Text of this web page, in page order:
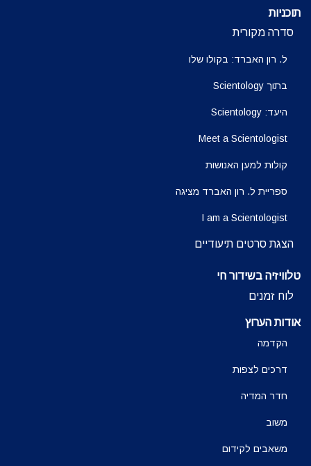
תוכניות
סדרה מקורית
ל. רון האברד: בקולו שלו
בתוך Scientology
היעד: Scientology
Meet a Scientologist
קולות למען האנושות
ספריית ל. רון האברד מציגה
I am a Scientologist
הצגת סרטים תיעודיים
טלוויזיה בשידור חי
לוח זמנים
אודות הערוץ
הקדמה
דרכים לצפות
חדר המדיה
משוב
משאבים לקידום